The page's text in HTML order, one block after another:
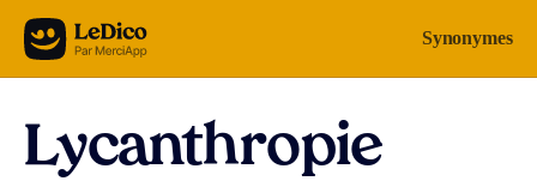
Aller au contenu Synonymes
Lycanthropie